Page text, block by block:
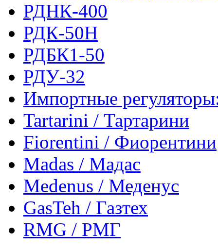
РДНК-400
РДК-50Н
РДБК1-50
РДУ-32
Импортные
Tartarini / Тартарини
Fiorentini / Фиорентини
Madas / Мадас
Medenus / Меденус
GasTeh / Газтех
RMG / РМГ